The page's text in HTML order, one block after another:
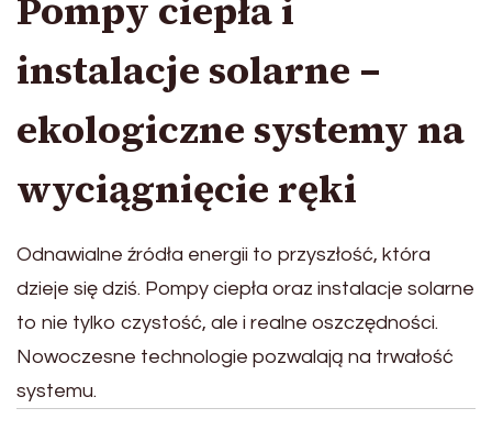
Pompy ciepła i
instalacje solarne –
ekologiczne systemy na
wyciągnięcie ręki
Odnawialne źródła energii to przyszłość, która
dzieje się dziś. Pompy ciepła oraz instalacje solarne
to nie tylko czystość, ale i realne oszczędności.
Nowoczesne technologie pozwalają na trwałość
systemu.